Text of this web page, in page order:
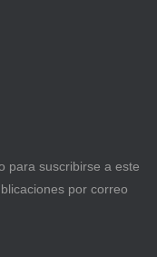
para suscribirse a este
por correo